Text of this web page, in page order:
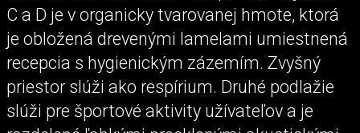
C a D je v organicky tvarovanej hmote, ktorá
je obložená drevenými lamelami umiestnená
recepcia s hygienickým zázemím. Zvyšný
priestor slúži ako respírium. Druhé podlažie
slúži pre športové aktivity užívateľov a je